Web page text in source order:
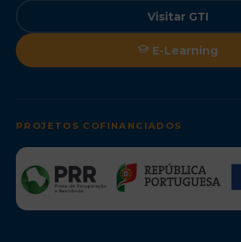
Visitar GTI
E-Learning
PROJETOS COFINANCIADOS